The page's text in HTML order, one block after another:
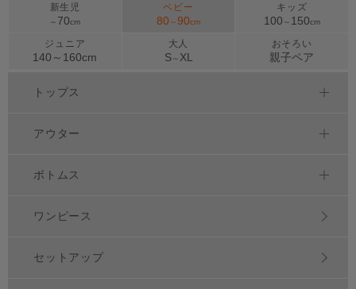
新生児
～ 70cm
ベビー
80 ～90cm
キッズ
100 ～ 150cm
ジュニア
140～ 160cm
大人
S～ XL
おそろい
親子ペア
トップス
アウター
ボトムス
ワンピース
セットアップ